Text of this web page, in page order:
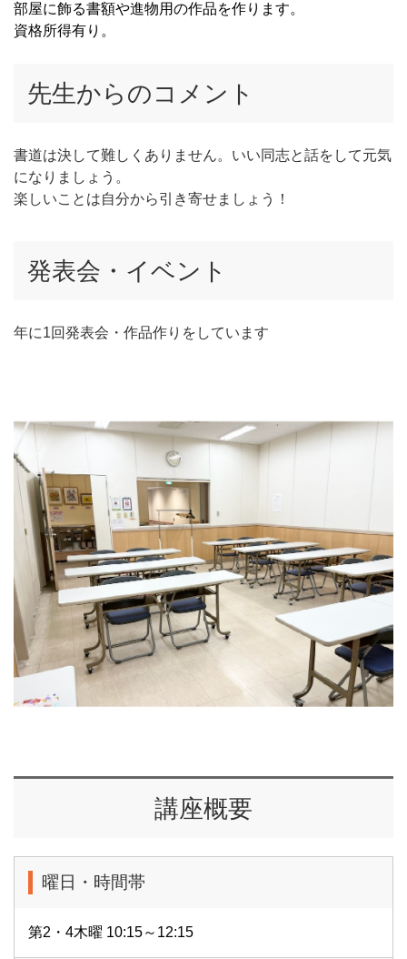
部屋に飾る書額や進物用の作品を作ります。
資格所得有り。
先生からのコメント
書道は決して難しくありません。いい同志と話をして元気
になりましょう。
楽しいことは自分から引き寄せましょう！
発表会・イベント
年に1回発表会・作品作りをしています
講座概要
曜日・時間帯
第2・4木曜 10:15～12:15